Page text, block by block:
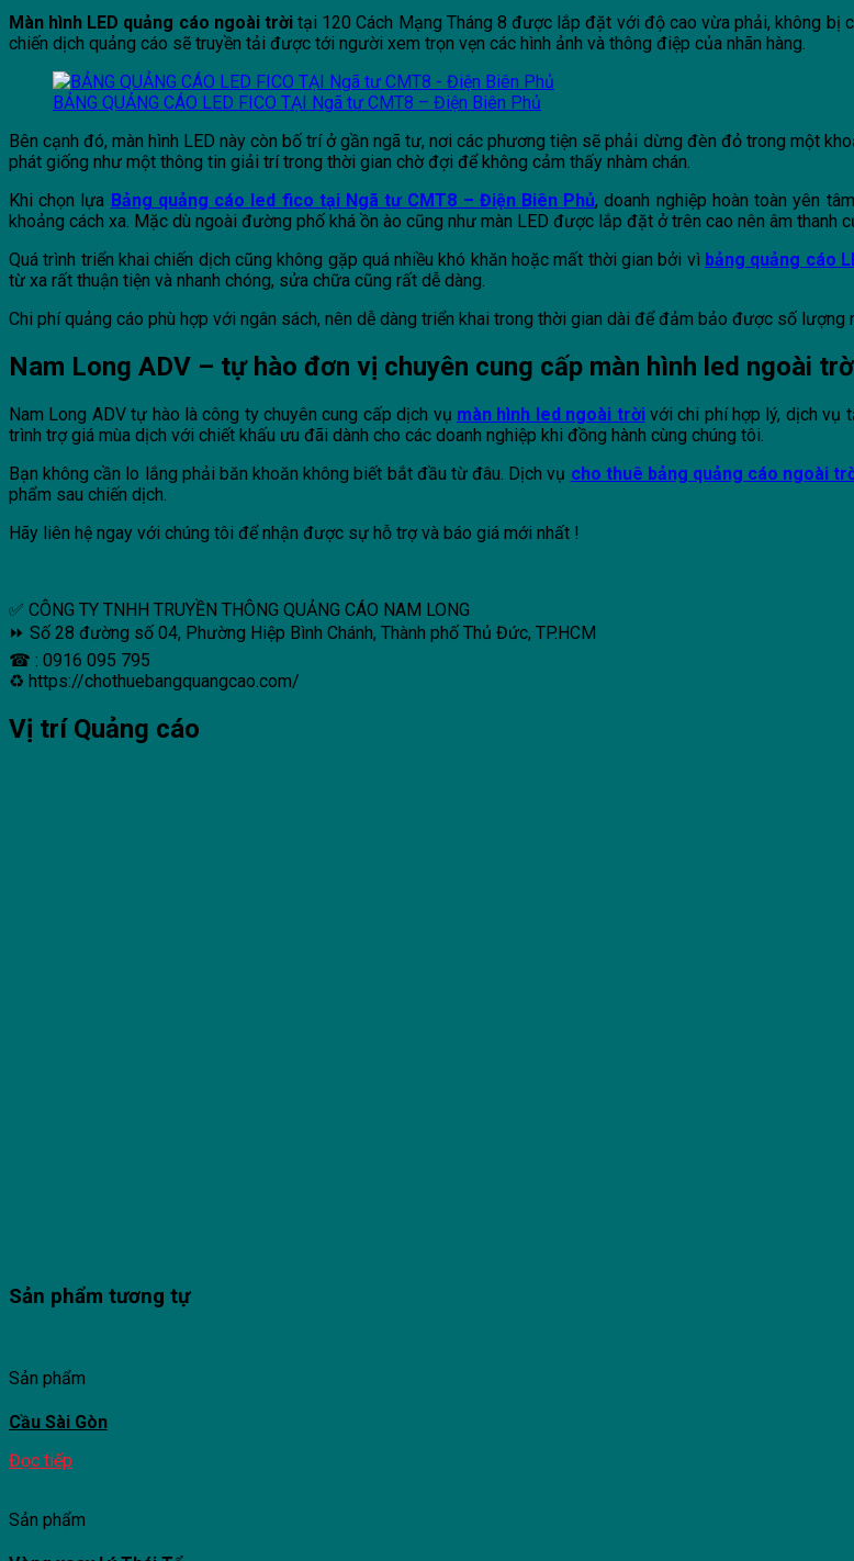
Màn hình LED quảng cáo ngoài trờitại 120 Cách Mạng Tháng 8 được lắp đặt với độ cao vừa phải, không bị
chiến dịch quảng cáo sẽ truyền tải được tới người xem trọn vẹn các hình ảnh và thông điệp của nhãn hàng.
BẢNG QUẢNG CÁO LED FICO TẠI Ngã tư CMT8 – Điện Biên Phủ
Bên cạnh đó, màn hình LED này còn bố trí ở gần ngã tư, nơi các phương tiện sẽ phải dừng đèn đỏ trong một
phát giống như một thông tin giải trí trong thời gian chờ đợi để không cảm thấy nhàm chán.
Khi chọn lựa Bảng quảng cáo led fico tại Ngã tư CMT8 – Điện Biên Phủ, doanh nghiệp hoàn toàn yên
khoảng cách xa. Mặc dù ngoài đường phố khá ồn ào cũng như màn LED được lắp đặt ở trên cao nên âm thanh
Quá trình triển khai chiến dịch cũng không gặp quá nhiều khó khăn hoặc mất thời gian bởi vì bảng quảng cáo
từ xa rất thuận tiện và nhanh chóng, sửa chữa cũng rất dễ dàng.
Chi phí quảng cáo phù hợp với ngân sách, nên dễ dàng triển khai trong thời gian dài để đảm bảo được số
Nam Long ADV – tự hào đơn vị chuyên cung cấp màn hình led ngoài
Nam Long ADV tự hào là công ty chuyên cung cấp dịch vụ màn hình led ngoài trờivới chi phí hợp lý, dịch vụ
trình trợ giá mùa dịch với chiết khấu ưu đãi dành cho các doanh nghiệp khi đồng hành cùng chúng tôi.
Bạn không cần lo lắng phải băn khoăn không biết bắt đầu từ đâu. Dịch vụ cho thuê bảng quảng cáo ngoài
phẩm sau chiến dịch.
Hãy liên hệ ngay với chúng tôi để nhận được sự hỗ trợ và báo giá mới nhất !
✅ CÔNG TY TNHH TRUYỀN THÔNG QUẢNG CÁO NAM LONG
⏩ Số 28 đường số 04, Phường Hiệp Bình Chánh, Thành phố Thủ Đức, TP.HCM
☎ : 0916 095 795
♻ https://chothuebangquangcao.com/
Vị trí Quảng cáo
Sản phẩm tương tự
Sản phẩm
Cầu Sài Gòn
Đọc tiếp
Sản phẩm